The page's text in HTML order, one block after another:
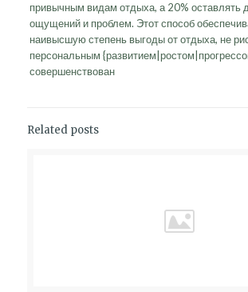
привычным видам отдыха, а 20% оставлять
ощущений и проблем. Этот способ
наивысшую степень выгоды от отдыха, не
персональным
совершенствован
Related posts